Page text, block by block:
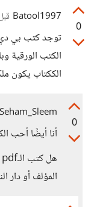
0
Batool1997
توجد كتب بي دي
الكتب الورقية
الككتاب يكون
0
Seham_Sleem
أنا أيضًا أحب
المؤلف أو دار